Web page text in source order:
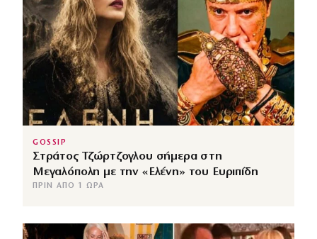
GOSSIP
Στράτος Τζώρτζογλου σήμερα στη
Μεγαλόπολη με την «Ελένη» του Ευριπίδη
ΠΡΙΝ ΑΠΌ 1 ΏΡΑ